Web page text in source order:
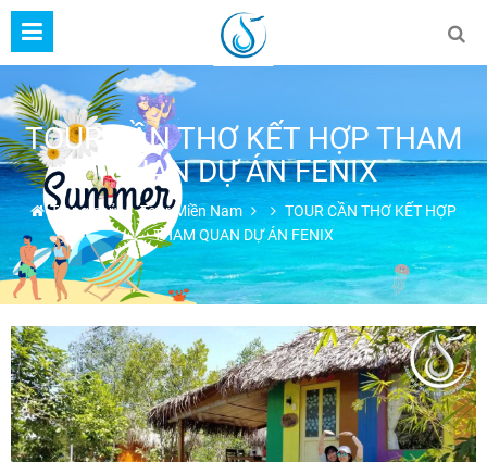
TOUR CẦN THƠ KẾT HỢP THAM
QUAN DỰ ÁN FENIX
Trang chủ Tour Miền Nam
TOUR CẦN THƠ KẾT HỢP
THAM QUAN DỰ ÁN FENIX